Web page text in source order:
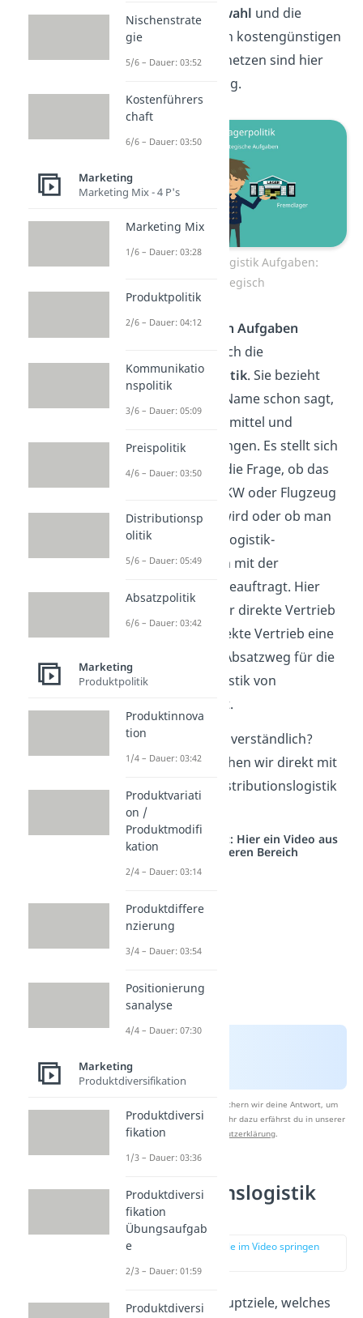
Standortauswahl und die
Schaffung von kostengünstigen
Distributionsnetzen sind hier
von Bedeutung.
Distributionslogistik Aufgaben:
Strategisch
Mittaktischen Aufgaben
beschäftigt sich die
Transportpolitik. Sie bezieht
sich, wie der Name schon sagt,
auf Transportmittel und
Transportmengen. Es stellt sich
zum Beispiel die Frage, ob das
Produkt via LKW oder Flugzeug
ausgeliefert wird oder ob man
ein externes Logistik-
Unternehmen mit der
Distribution beauftragt. Hier
spielt auch der direkte Vertrieb
und der indirekte Vertrieb eine
Rolle, da der Absatzweg für die
Transportlogistik von
Bedeutung ist.
Soweit noch alles verständlich?
Klasse, dann machen wir direkt mit
den Zielen der Distributionslogistik
weiter.
Studyflix vernetzt: Hier ein Video aus
einem anderen Bereich
Nach Beantwortung speichern wir deine Antwort, um
Studyflix zu verbessern. Mehr dazu erfährst du in unserer
Datenschutzerklärung.
Distributionslogistik
Ziele
zur Stelle im Video springen
Eines der drei Hauptziele, welches
Nischenstrate
gie
5/6 – Dauer: 03:52
Kostenführers
chaft
6/6 – Dauer: 03:50
Marketing
Marketing Mix - 4 P's
Marketing Mix
1/6 – Dauer: 03:28
Produktpolitik
2/6 – Dauer: 04:12
Kommunikatio
nspolitik
3/6 – Dauer: 05:09
Preispolitik
4/6 – Dauer: 03:50
Distributionsp
olitik
5/6 – Dauer: 05:49
Absatzpolitik
6/6 – Dauer: 03:42
Marketing
Produktpolitik
Produktinnova
tion
1/4 – Dauer: 03:42
Produktvariati
on /
Produktmodifi
kation
2/4 – Dauer: 03:14
Produktdiffere
nzierung
3/4 – Dauer: 03:54
Positionierung
sanalyse
4/4 – Dauer: 07:30
Marketing
Produktdiversifikation
Produktdiversi
fikation
1/3 – Dauer: 03:36
Produktdiversi
fikation
Übungsaufgab
e
2/3 – Dauer: 01:59
Produktdiversi